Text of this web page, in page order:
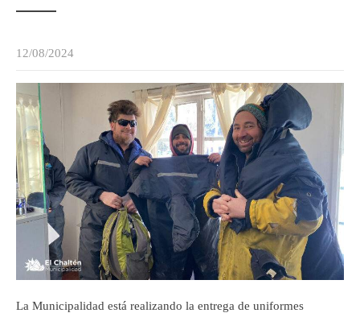
12/08/2024
La Municipalidad está realizando la entrega de uniformes